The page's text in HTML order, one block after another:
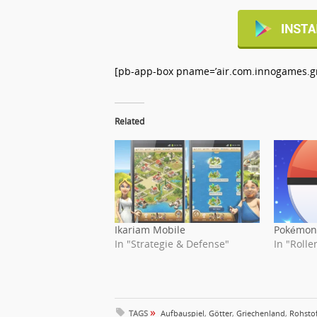
[pb-app-box
Related
Ikariam Mobile
In "Strategie & Defense"
In
TAGS » Aufbauspiel, Götter, Griechenland,